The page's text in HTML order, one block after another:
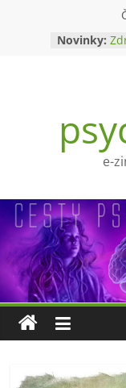
Novinky:
e-